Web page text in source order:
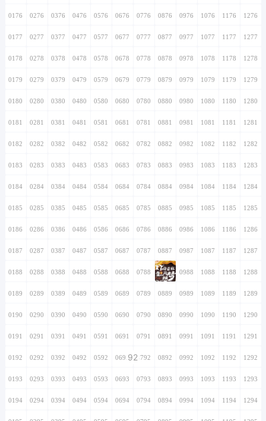
0176 0276 0376 0476 0576 0676 0776 0876 0976 1076 1176 1276
0177 0277 0377 0477 0577 0677 0777 0877 0977 1077 1177 1277
0178 0278 0378 0478 0578 0678 0778 0878 0978 1078 1178 1278
0179 0279 0379 0479 0579 0679 0779 0879 0979 1079 1179 1279
0180 0280 0380 0480 0580 0680 0780 0880 0980 1080 1180 1280
0181 0281 0381 0481 0581 0681 0781 0881 0981 1081 1181 1281
0182 0282 0382 0482 0582 0682 0782 0882 0982 1082 1182 1282
0183 0283 0383 0483 0583 0683 0783 0883 0983 1083 1183 1283
0184 0284 0384 0484 0584 0684 0784 0884 0984 1084 1184 1284
0185 0285 0385 0485 0585 0685 0785 0885 0985 1085 1185 1285
0186 0286 0386 0486 0586 0686 0786 0886 0986 1086 1186 1286
0187 0287 0387 0487 0587 0687 0787 0887 0987 1087 1187 1287
0188 0288 0388 0488 0588 0688 0788 0888 0988 1088 1188 1288
0189 0289 0389 0489 0589 0689 0789 0889 0989 1089 1189 1289
0190 0290 0390 0490 0590 0690 0790 0890 0990 1090 1190 1290
0191 0291 0391 0491 0591 0691 0791 0891 0991 1091 1191 1291
0192 0292 0392 0492 0592 0692920792 0892 0992 1092 1192 1292
0193 0293 0393 0493 0593 0693 0793 0893 0993 1093 1193 1293
0194 0294 0394 0494 0594 0694 0794 0894 0994 1094 1194 1294